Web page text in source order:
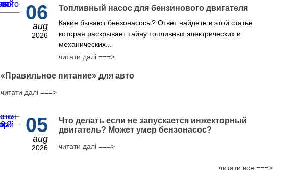
06
aug
2026
Топливный насос для бензинового двигателя
Какие бывают бензонасосы? Ответ найдете в этой статье
которая раскрывает тайну топливных электрических и
механических...
читати далі ===>
​«Правильное питание» для авто
читати далі ===>
05
aug
2026
Что делать если не запускается инжекторный
двигатель? Может умер бензонасос?
читати далі ===>
читати все ===>